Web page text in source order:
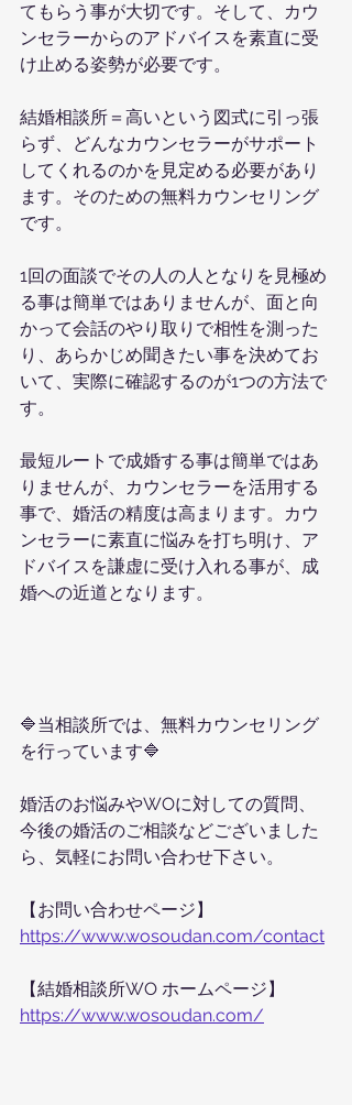
てもらう事が大切です。そして、カウ
ンセラーからのアドバイスを素直に受
け止める姿勢が必要です。
結婚相談所＝高いという図式に引っ張
らず、どんなカウンセラーがサポート
してくれるのかを見定める必要があり
ます。そのための無料カウンセリング
です。
1回の面談でその人の人となりを見極め
る事は簡単ではありませんが、面と向
かって会話のやり取りで相性を測った
り、あらかじめ聞きたい事を決めてお
いて、実際に確認するのが1つの方法で
す。
最短ルートで成婚する事は簡単ではあ
りませんが、カウンセラーを活用する
事で、婚活の精度は高まります。カウ
ンセラーに素直に悩みを打ち明け、ア
ドバイスを謙虚に受け入れる事が、成
婚への近道となります。
🔷当相談所では、無料カウンセリング
を行っています🔷
婚活のお悩みやWOに対しての質問、
今後の婚活のご相談などございました
ら、気軽にお問い合わせ下さい。
【お問い合わせページ】
https://www.wosoudan.com/contact
【結婚相談所WO ホームページ】
https://www.wosoudan.com/